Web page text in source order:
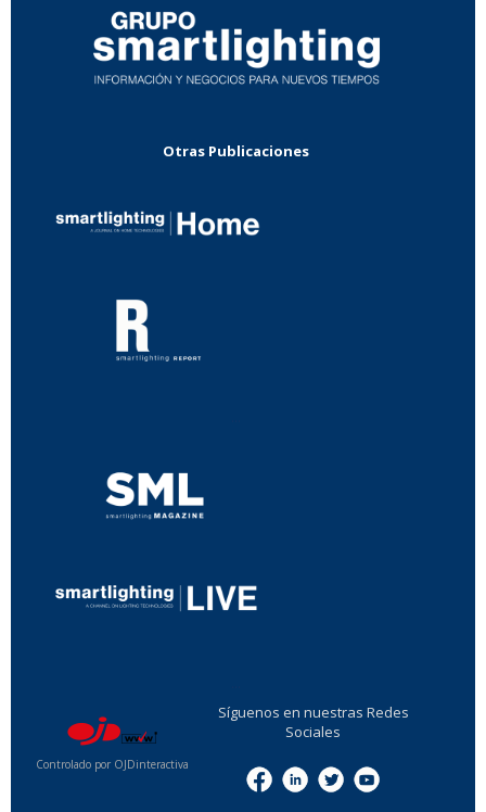
Otras Publicaciones
Controlado por OJDinteractiva
Síguenos en nuestras Redes
Sociales